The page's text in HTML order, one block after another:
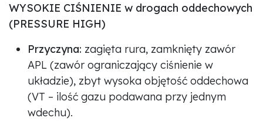
WYSOKIE CIŚNIENIE w drogach oddechowych
(PRESSURE HIGH)
Przyczyna: zagięta rura, zamknięty zawór
APL (zawór ograniczający ciśnienie w
układzie), zbyt wysoka objętość oddechowa
(VT – ilość gazu podawana przy jednym
wdechu).